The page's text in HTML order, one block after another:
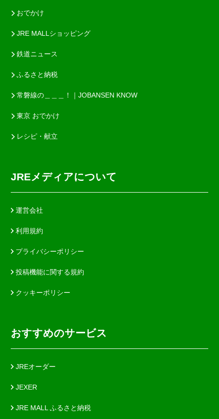
おでかけ
JRE MALLショッピング
鉄道ニュース
ふるさと納税
常磐線の＿＿＿！｜JOBANSEN KNOW
東京 おでかけ
レシピ・献立
JREメディアについて
運営会社
利用規約
プライバシーポリシー
投稿機能に関する規約
クッキーポリシー
おすすめのサービス
JREオーダー
JEXER
JRE MALL ふるさと納税